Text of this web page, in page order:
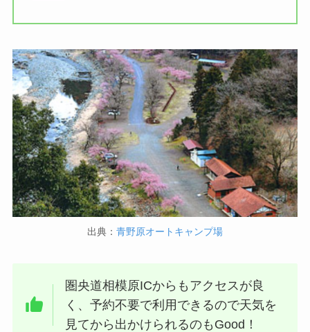
出典： 青野原オートキャンプ場
圏央道相模原ICからもアクセスが良
く、予約不要で利用できるので天気を
見てから出かけられるのもGood！